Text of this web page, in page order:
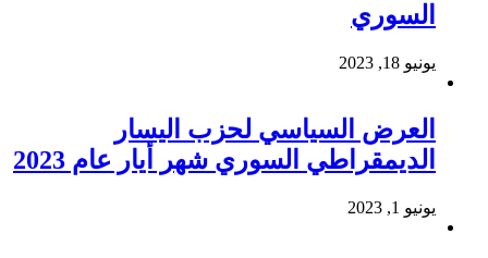
السوري
يونيو 18, 2023
العرض السياسي لحزب اليسار
الديمقراطي السوري شهر أيار عام 2023
يونيو 1, 2023